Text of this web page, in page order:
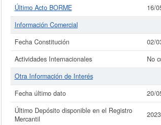
Último Acto BORME
16/
Información Comercial
Fecha Constitución
02/
Actividades Internacionales
No
Otra Información de Interés
Fecha último dato
20/
Último Depósito disponible en el Registro
Mercantil
2023